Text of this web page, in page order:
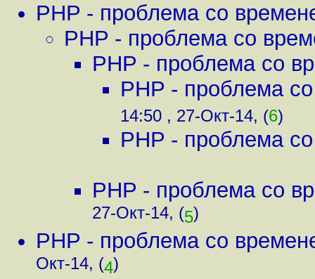
PHP - проблема со
PHP - проблема со
PHP - проблема со
PHP - проблема
14:50 , 27-Окт-14, (6)
PHP - проблема
PHP - проблема со
27-Окт-14, (5)
PHP - проблема со
Окт-14, (4)